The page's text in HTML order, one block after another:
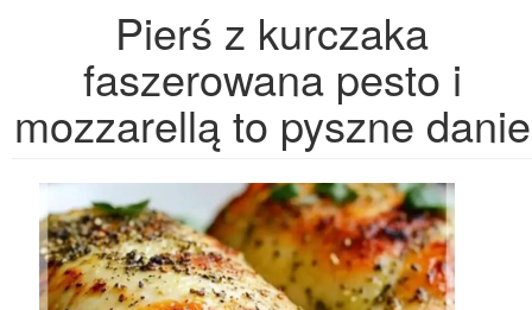
Pierś z kurczaka
faszerowana pesto i
mozzarellą to pyszne danie